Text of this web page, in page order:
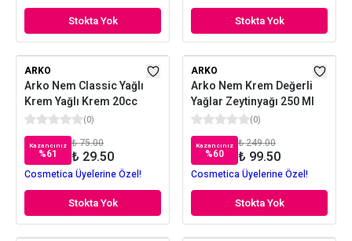
Stokta Yok Stokta Yok
ARKO
Arko Nem Classic Yağlı
Krem Yağlı Krem 20cc
(0)
Kazancınız
%61
₺ 75.00
₺ 29.50
Cosmetica Üyelerine Özel!
Stokta Yok
ARKO
Arko Nem Krem Değerli
Yağlar Zeytinyağı 250 Ml
(0)
Kazancınız
%60
₺ 249.00
₺ 99.50
Cosmetica Üyelerine Özel!
Stokta Yok